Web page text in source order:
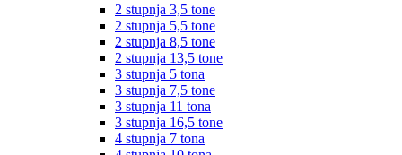
2 stupnja 3,5 tone
2 stupnja 5,5 tone
2 stupnja 8,5 tone
2 stupnja 13,5 tone
3 stupnja 5 tona
3 stupnja 7,5 tone
3 stupnja 11 tona
3 stupnja 16,5 tone
4 stupnja 7 tona